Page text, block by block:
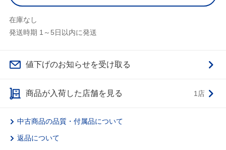
在庫なし
発送時期 1～5日以内に発送
値下げのお知らせを受け取る
商品が入荷した店舗を見る 1店
中古商品の品質・付属品について
返品について